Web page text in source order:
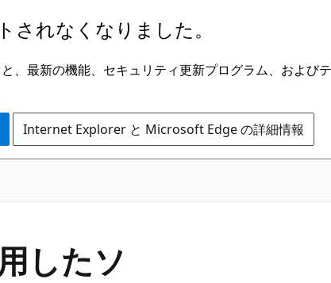
されなくなりました。
、最新の機能、セキュリティ更新プログラム、および
Internet Explorer と Microsoft Edge の詳細情報
したソ